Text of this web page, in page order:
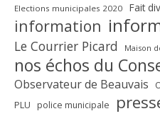
Elections municipales 2020 Fait
information
Le Courrier Picard Maison
nos échos du
Observateur de Beauvais
PLU police municipale